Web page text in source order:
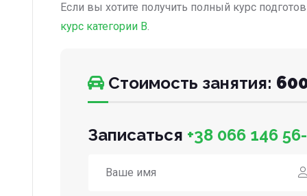
Если вы хотите получить полный курс
курс категории B.
Стоимость занятия:
Записаться +38 066 146